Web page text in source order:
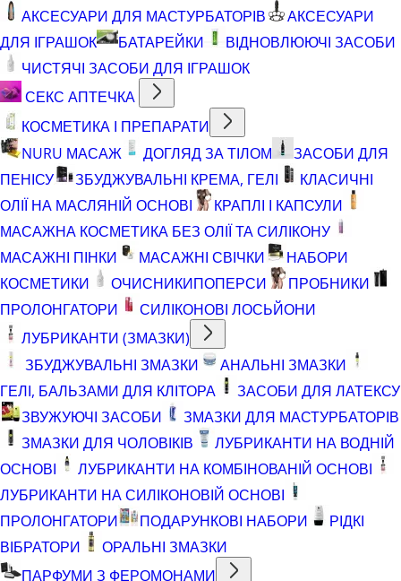
АКСЕСУАРИ ДЛЯ МАСТУРБАТОРІВ
АКСЕСУАРИ
ДЛЯ ІГРАШОК
БАТАРЕЙКИ
ВІДНОВЛЮЮЧІ ЗАСОБИ
ЧИСТЯЧІ ЗАСОБИ ДЛЯ ІГРАШОК
СЕКС АПТЕЧКА
КОСМЕТИКА І ПРЕПАРАТИ
NURU МАСАЖ
ДОГЛЯД ЗА ТІЛОМ
ЗАСОБИ ДЛЯ
ПЕНІСУ
ЗБУДЖУВАЛЬНІ КРЕМА, ГЕЛІ
КЛАСИЧНІ
ОЛІЇ НА МАСЛЯНІЙ ОСНОВІ
КРАПЛІ І КАПСУЛИ
МАСАЖНА КОСМЕТИКА БЕЗ ОЛІЇ ТА СИЛІКОНУ
МАСАЖНІ ПІНКИ
МАСАЖНІ СВІЧКИ
НАБОРИ
КОСМЕТИКИ
ОЧИСНИКИПОПЕРСИ
ПРОБНИКИ
ПРОЛОНГАТОРИ
СИЛІКОНОВІ ЛОСЬЙОНИ
ЛУБРИКАНТИ (ЗМАЗКИ)
ЗБУДЖУВАЛЬНІ ЗМАЗКИ
АНАЛЬНІ ЗМАЗКИ
ГЕЛІ, БАЛЬЗАМИ ДЛЯ КЛІТОРА
ЗАСОБИ ДЛЯ ЛАТЕКСУ
ЗВУЖУЮЧІ ЗАСОБИ
ЗМАЗКИ ДЛЯ МАСТУРБАТОРІВ
ЗМАЗКИ ДЛЯ ЧОЛОВІКІВ
ЛУБРИКАНТИ НА ВОДНІЙ
ОСНОВІ
ЛУБРИКАНТИ НА КОМБІНОВАНІЙ ОСНОВІ
ЛУБРИКАНТИ НА СИЛІКОНОВІЙ ОСНОВІ
ПРОЛОНГАТОРИ
ПОДАРУНКОВІ НАБОРИ
РІДКІ
ВІБРАТОРИ
ОРАЛЬНІ ЗМАЗКИ
ПАРФУМИ З ФЕРОМОНАМИ